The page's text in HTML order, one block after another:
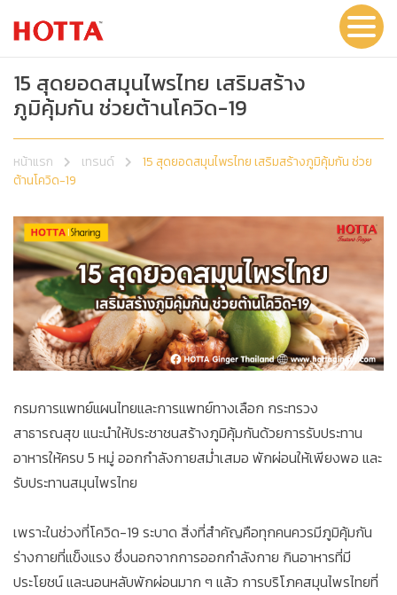
15 สุดยอดสมุนไพรไทย เสริมสร้าง
ภูมิคุ้มกัน ช่วยต้านโควิด-19
หน้าแรก เทรนด์
15 สุดยอดสมุนไพรไทย เสริมสร้างภูมิคุ้มกัน ช่วย
ต้านโควิด-19
กรมการแพทย์แผนไทยและการแพทย์ทางเลือก กระทรวง
สาธารณสุข แนะนำให้ประชาชนสร้างภูมิคุ้มกันด้วยการรับประทาน
อาหารให้ครบ 5 หมู่ ออกกำลังกายสม่ำเสมอ พักผ่อนให้เพียงพอ และ
รับประทานสมุนไพรไทย
เพราะในช่วงที่โควิด-19 ระบาด สิ่งที่สำคัญคือทุกคนควรมีภูมิคุ้มกัน
ร่างกายที่แข็งแรง ซึ่งนอกจากการออกกำลังกาย กินอาหารที่มี
ประโยชน์ และนอนหลับพักผ่อนมาก ๆ แล้ว การบริโภคสมุนไพรไทยที่